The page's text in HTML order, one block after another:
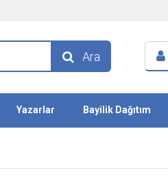
Ara
Yazarlar Bayilik Dağıtım